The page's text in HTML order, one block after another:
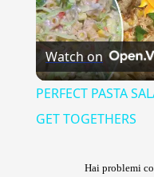
Watch on
PERFECT PASTA
GET TOGETHERS
Hai problemi